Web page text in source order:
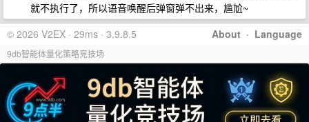
就不执行了，所以语音唤醒后弹窗弹不出来，尴尬~
About · Language
© 2026 V2EX · 29ms · 3.9.8.5
9db智能体量化策略竞技场